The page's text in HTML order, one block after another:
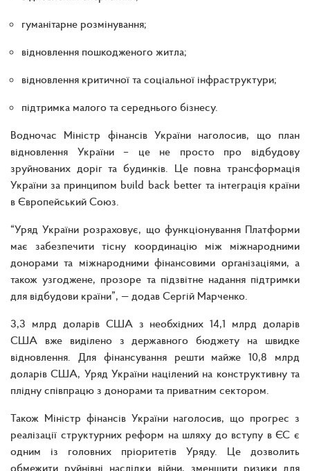
гуманітарне розмінування;
відновлення пошкодженого житла;
відновлення критичної та соціальної інфраструктури;
підтримка малого та середнього бізнесу.
Водночас Міністр фінансів України наголосив, що план
відновлення України – це не просто про відбудову
зруйнованих доріг та будинків. Це повна трансформація
України за принципом build back better та інтеграція країни
в Європейський Союз.
“Уряд України розраховує, що функціонування Платформи
має забезпечити тісну координацію між міжнародними
донорами та міжнародними фінансовими організаціями, а
також узгоджене, прозоре та підзвітне надання підтримки
для відбудови країни”, — додав Сергій Марченко.
3,3 млрд доларів США з необхідних 14,1 млрд доларів
США вже виділено з державного бюджету на швидке
відновлення. Для фінансування решти майже 10,8 млрд
доларів США, Уряд України націлений на конструктивну та
плідну співпрацю з донорами та приватним сектором.
Також Міністр фінансів України наголосив, що прогрес з
реалізації структурних реформ на шляху до вступу в ЄС є
одним із головних пріоритетів Уряду. Це дозволить
обмежити руйнівні наслідки війни, зменшити ризики для